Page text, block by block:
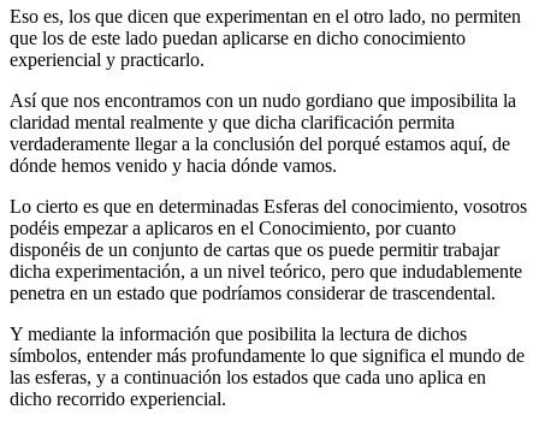
Eso es, los que dicen que experimentan en el otro lado, no permiten
que los de este lado puedan aplicarse en dicho conocimiento
experiencial y practicarlo.
Así que nos encontramos con un nudo gordiano que imposibilita la
claridad mental realmente y que dicha clarificación permita
verdaderamente llegar a la conclusión del porqué estamos aquí, de
dónde hemos venido y hacia dónde vamos.
Lo cierto es que en determinadas Esferas del conocimiento, vosotros
podéis empezar a aplicaros en el Conocimiento, por cuanto
disponéis de un conjunto de cartas que os puede permitir trabajar
dicha experimentación, a un nivel teórico, pero que indudablemente
penetra en un estado que podríamos considerar de trascendental.
Y mediante la información que posibilita la lectura de dichos
símbolos, entender más profundamente lo que significa el mundo de
las esferas, y a continuación los estados que cada uno aplica en
dicho recorrido experiencial.